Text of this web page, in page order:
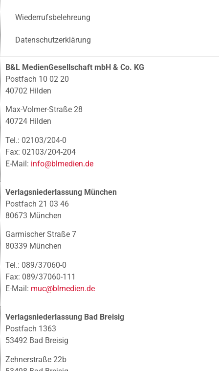
Wiederrufsbelehreung
Datenschutzerklärung
B&L MedienGesellschaft mbH & Co. KG
Postfach 10 02 20
40702 Hilden
Max-Volmer-Straße 28
40724 Hilden
Tel.: 02103/204-0
Fax: 02103/204-204
E-Mail: info@blmedien.de
Verlagsniederlassung München
Postfach 21 03 46
80673 München
Garmischer Straße 7
80339 München
Tel.: 089/37060-0
Fax: 089/37060-111
E-Mail: muc@blmedien.de
Verlagsniederlassung Bad Breisig
Postfach 1363
53492 Bad Breisig
Zehnerstraße 22b